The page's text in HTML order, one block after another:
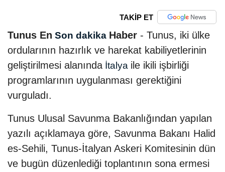
TAKİP ET
Tunus En Son dakika Haber - Tunus, iki ülke
ordularının hazırlık ve harekat kabiliyetlerinin
geliştirilmesi alanında İtalya ile ikili işbirliği
programlarının uygulanması gerektiğini
vurguladı.
Tunus Ulusal Savunma Bakanlığından yapılan
yazılı açıklamaya göre, Savunma Bakanı Halid
es-Sehili, Tunus-İtalyan Askeri Komitesinin dün
ve bugün düzenlediği toplantının sona ermesi